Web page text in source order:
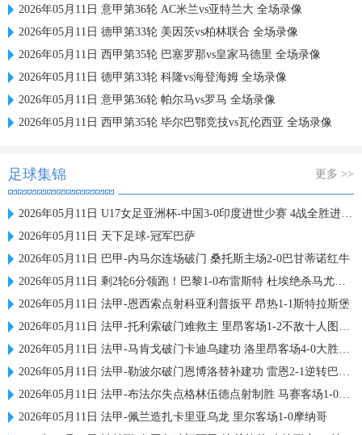
2026年05月11日 意甲第36轮 AC米兰vs亚特兰大 全场录像
2026年05月11日 德甲第33轮 美因茨vs柏林联合 全场录像
2026年05月11日 西甲第35轮 巴塞罗那vs皇家马德里 全场录像
2026年05月11日 德甲第33轮 科隆vs海登海姆 全场录像
2026年05月11日 意甲第36轮 帕尔马vs罗马 全场录像
2026年05月11日 西甲第35轮 毕尔巴鄂竞技vs瓦伦西亚 全场录像
足球集锦 更多 >>
2026年05月11日 U17女足亚洲杯-中国3-0印度进世少赛 4战全胜进18球 半决赛战朝鲜
2026年05月11日 天下足球-冠军巴萨
2026年05月11日 巴甲-内马尔连场破门 桑托斯主场2-0巴甘蒂诺红牛
2026年05月11日 剩2轮6分领跑！巴黎1-0布雷斯特 杜埃绝杀马尤卢中框卢卡斯送助攻
2026年05月11日 法甲-恩西索点射科亚利普扳平 昂热1-1斯特拉斯堡
2026年05月11日 法甲-托利索破门难救主 里昂客场1-2不敌十人图卢兹
2026年05月11日 法甲-马肯戈破门卡迪乌建功 洛里昂客场4-0大胜梅斯
2026年05月11日 法甲-勒波尔破门恩博洛替补建功 雷恩2-1逆转巴黎FC
2026年05月11日 法甲-布法尔失点格林伍德点射制胜 马赛客场1-0勒阿弗尔
2026年05月11日 法甲-佩兰造扎卡里亚乌龙 里尔客场1-0摩纳哥